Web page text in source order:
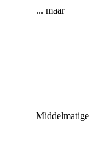
... maar
Middelmatige